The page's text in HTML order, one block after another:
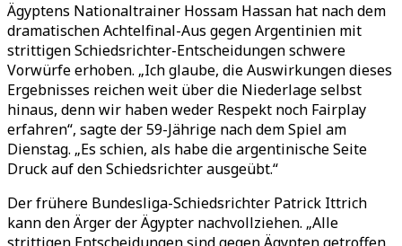
Ägyptens Nationaltrainer Hossam Hassan hat nach dem
dramatischen Achtelfinal-Aus gegen Argentinien mit
strittigen Schiedsrichter-Entscheidungen schwere
Vorwürfe erhoben. „Ich glaube, die Auswirkungen dieses
Ergebnisses reichen weit über die Niederlage selbst
hinaus, denn wir haben weder Respekt noch Fairplay
erfahren“, sagte der 59-Jährige nach dem Spiel am
Dienstag. „Es schien, als habe die argentinische Seite
Druck auf den Schiedsrichter ausgeübt.“
Der frühere Bundesliga-Schiedsrichter Patrick Ittrich
kann den Ärger der Ägypter nachvollziehen. „Alle